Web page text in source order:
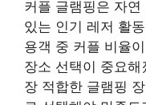
커플 글램핑은 자
있는 인기 레저 활
용객 중 커플 비율
장소 선택이 중요
장 적합한 글램핑